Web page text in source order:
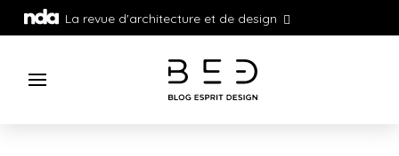
La revue d'architecture et de design